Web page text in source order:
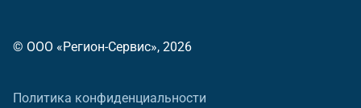
© ООО «Регион-Сервис», 2026
Политика конфиденциальности